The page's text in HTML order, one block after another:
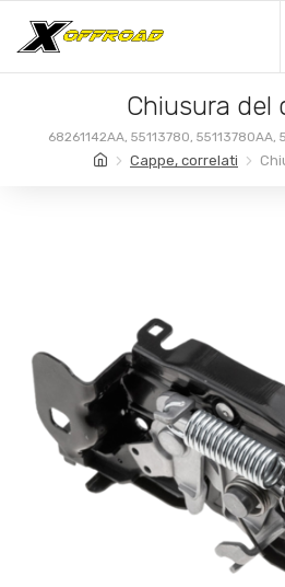
Chiusura del
68261142AA, 55113780, 55113780AA,
55113780AD,
Cappe, correlati